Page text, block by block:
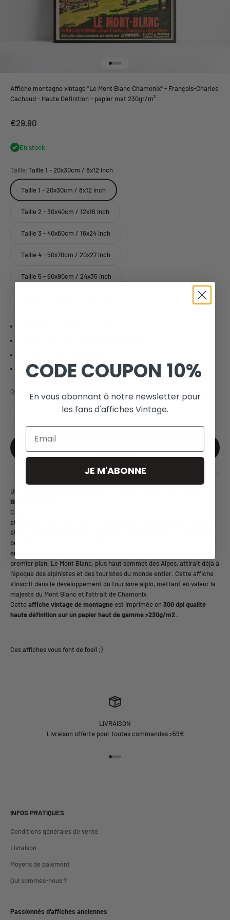
Affiche montagne vintage "Le Mont Blanc Chamonix" - François-Charles
Cachoud - Haute Définition - papier mat 230gr/m²
Prix de vente
€29,90
En stock
Taille:Taille 1 - 20x30cm / 8x12 inch
Taille 1 - 20x30cm / 8x12 inch
Taille 2 - 30x40cm / 12x16 inch
Taille 3 - 40x60cm / 16x24 inch
Taille 4 - 50x70cm / 20x27 inch
Taille 5 - 60x90cm / 24x35 inch
Paiement sécurisé.
Quantité:
Une reproduction haute définition de l'affiche publicitaire "
Blanc Chamonix
Créée par François-Charles Cachoud au début du 20e siècle, cette
affiche promeut Chamonix et le Mont Blanc. Cachoud, peintre français,
était réputé pour ses représentations des paysages alpins. Chamonix,
berceau de l'alpinisme, a accueilli les premiers Jeux Olympiques d'hiver
en 1924, consolidant sa réputation de station de sports d'hiver de
premier plan. Le Mont Blanc, plus haut sommet des Alpes, attirait déjà à
l'époque des alpinistes et des touristes du monde entier. Cette affiche
s'inscrit dans le développement du tourisme alpin, mettant en valeur la
majesté du Mont Blanc et l'attrait de Chamonix.
Cetteaffiche vintage de montagne est imprimée en 300 dpi qualité
haute définition sur un papier haut de gamme >230g/m2 .
LIVRAISON
Livraison offerte pour toutes commandes >59€
INFOS PRATIQUES
Conditions générales de vente
Livraison
Moyens de paiement
Qui sommes-nous ?
Passionnés d'affiches anciennes
CODE COUPON 10%
En vous abonnant à notre newsletter pour
les fans d'affiches Vintage.
Email
JE M'ABONNE